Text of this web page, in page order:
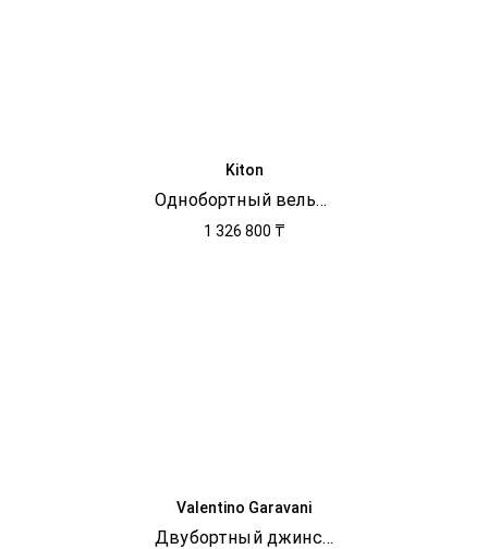
Kiton
Однобортный вельветовый жакет
1 326 800 ₸
Valentino Garavani
Двубортный джинсовый блейзер